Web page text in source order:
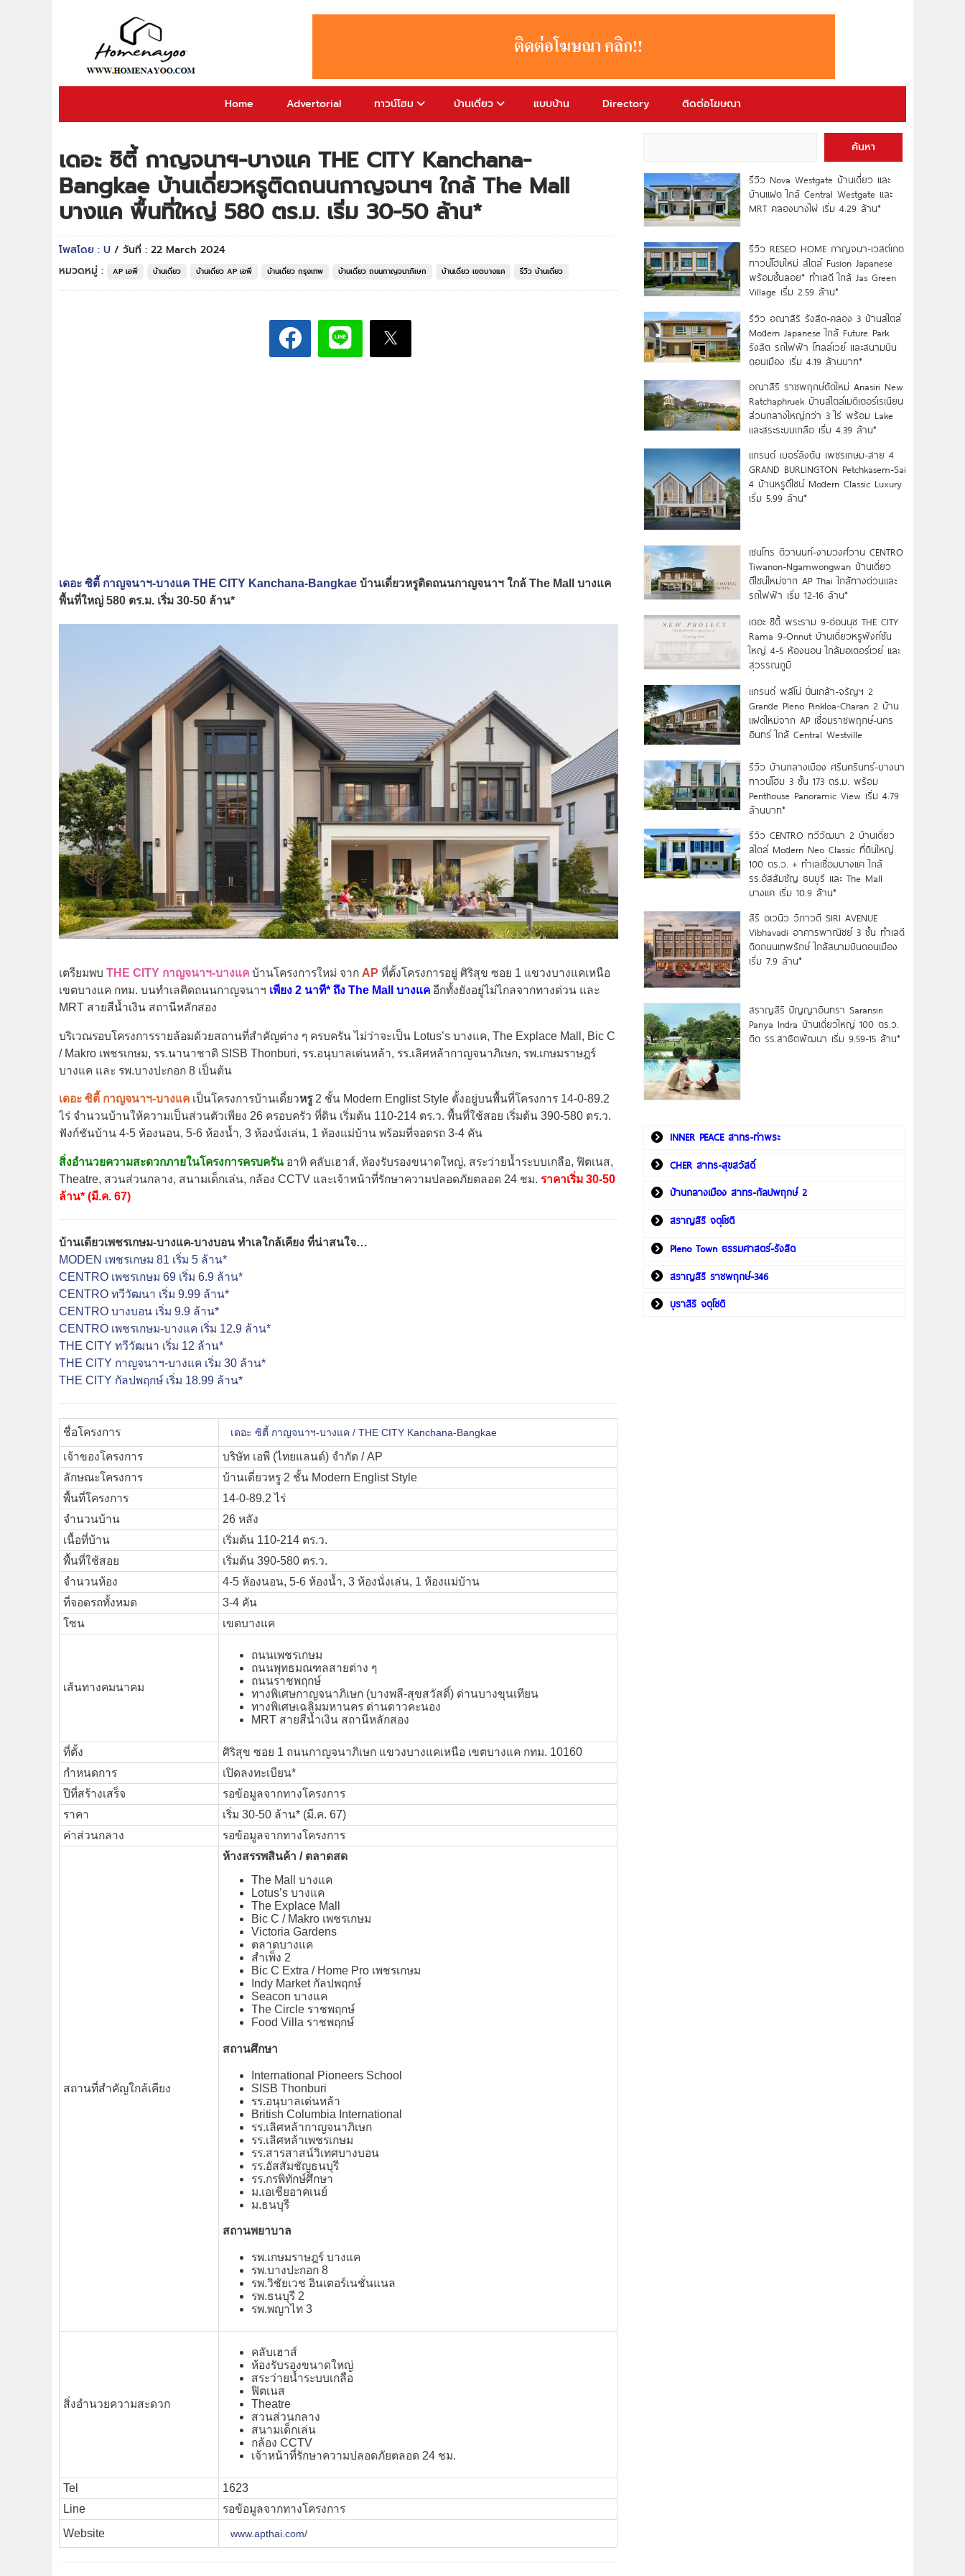
Home Advertorial ทาวน์โฮม บ้านเดี่ยว แบบบ้าน Directory ติดต่อโฆษณา
เดอะ ซิตี้ กาญจนาฯ-บางแค THE CITY Kanchana-
Bangkae บ้านเดี่ยวหรูติดถนนกาญจนาฯ ใกล้ The Mall
บางแค พื้นที่ใหญ่ 580 ตร.ม. เริ่ม 30-50 ล้าน*
โพสโดย : U / วันที่ : 22 March 2024
หมวดหมู่ :
AP เอพี บ้านเดี่ยว บ้านเดี่ยว AP เอพี บ้านเดี่ยว กรุงเทพ บ้านเดี่ยว ถนนกาญจนาภิเษก บ้านเดี่ยว เขตบางแค รีวิว บ้านเดี่ยว
เดอะ ซิตี้ กาญจนาฯ-บางแค THE CITY Kanchana-Bangkae บ้านเดี่ยวหรูติดถนนกาญจนาฯ ใกล้ The Mall บางแค
พื้นที่ใหญ่ 580 ตร.ม. เริ่ม 30-50 ล้าน*
เตรียมพบ THE CITY กาญจนาฯ-บางแค บ้านโครงการใหม่ จาก AP ที่ตั้งโครงการอยู่ ศิริสุข ซอย 1 แขวงบางแคเหนือ
เขตบางแค กทม. บนทำเลติดถนนกาญจนาฯ เพียง 2 นาที* ถึง The Mall บางแค อีกทั้งยังอยู่ไม่ไกลจากทางด่วน และ
MRT สายสีน้ำเงิน สถานีหลักสอง
บริเวณรอบโครงการรายล้อมด้วยสถานที่สำคัญต่าง ๆ ครบครัน ไม่ว่าจะเป็น Lotus’s บางแค, The Explace Mall, Bic C
/ Makro เพชรเกษม, รร.นานาชาติ SISB Thonburi, รร.อนุบาลเด่นหล้า, รร.เลิศหล้ากาญจนาภิเษก, รพ.เกษมราษฎร์
บางแค และ รพ.บางปะกอก 8 เป็นต้น
เดอะ ซิตี้ กาญจนาฯ-บางแค เป็นโครงการบ้านเดี่ยวหรู 2 ชั้น Modern Englist Style ตั้งอยู่บนพื้นที่โครงการ 14-0-89.2
ไร่ จำนวนบ้านให้ความเป็นส่วนตัวเพียง 26 ครอบครัว ที่ดิน เริ่มต้น 110-214 ตร.ว. พื้นที่ใช้สอย เริ่มต้น 390-580 ตร.ว.
ฟังก์ชันบ้าน 4-5 ห้องนอน, 5-6 ห้องน้ำ, 3 ห้องนั่งเล่น, 1 ห้องแม่บ้าน พร้อมที่จอดรถ 3-4 คัน
สิ่งอำนวยความสะดวกภายในโครงการครบครัน อาทิ คลับเฮาส์, ห้องรับรองขนาดใหญ่, สระว่ายน้ำระบบเกลือ, ฟิตเนส,
Theatre, สวนส่วนกลาง, สนามเด็กเล่น, กล้อง CCTV และเจ้าหน้าที่รักษาความปลอดภัยตลอด 24 ชม. ราคาเริ่ม 30-50
ล้าน* (มี.ค. 67)
บ้านเดียวเพชรเกษม-บางแค-บางบอน ทำเลใกล้เคียง ที่น่าสนใจ…
MODEN เพชรเกษม 81 เริ่ม 5 ล้าน*
CENTRO เพชรเกษม 69 เริ่ม 6.9 ล้าน*
CENTRO ทวีวัฒนา เริ่ม 9.99 ล้าน*
CENTRO บางบอน เริ่ม 9.9 ล้าน*
CENTRO เพชรเกษม-บางแค เริ่ม 12.9 ล้าน*
THE CITY ทวีวัฒนา เริ่ม 12 ล้าน*
THE CITY กาญจนาฯ-บางแค เริ่ม 30 ล้าน*
THE CITY กัลปพฤกษ์ เริ่ม 18.99 ล้าน*
ชื่อโครงการ เดอะ ซิตี้ กาญจนาฯ-บางแค / THE CITY Kanchana-Bangkae
เจ้าของโครงการ
บริษัท เอพี (ไทยแลนด์) จำกัด / AP
ลักษณะโครงการ
บ้านเดี่ยวหรู 2 ชั้น Modern Englist Style
พื้นที่โครงการ
14-0-89.2 ไร่
จำนวนบ้าน
26 หลัง
เนื้อที่บ้าน
เริ่มต้น 110-214 ตร.ว.
พื้นที่ใช้สอย
เริ่มต้น 390-580 ตร.ว.
จำนวนห้อง
4-5 ห้องนอน, 5-6 ห้องน้ำ, 3 ห้องนั่งเล่น, 1 ห้องแม่บ้าน
ที่จอดรถทั้งหมด
3-4 คัน
โซน
เขตบางแค
เส้นทางคมนาคม
ถนนเพชรเกษม
ถนนพุทธมณฑลสายต่าง ๆ
ถนนราชพฤกษ์
ทางพิเศษกาญจนาภิเษก (บางพลี-สุขสวัสดิ์) ด่านบางขุนเทียน
ทางพิเศษเฉลิมมหานคร ด่านดาวคะนอง
MRT สายสีน้ำเงิน สถานีหลักสอง
ที่ตั้ง
ศิริสุข ซอย 1 ถนนกาญจนาภิเษก แขวงบางแคเหนือ เขตบางแค กทม. 10160
กำหนดการ
เปิดลงทะเบียน*
ปีที่สร้างเสร็จ
รอข้อมูลจากทางโครงการ
ราคา
เริ่ม 30-50 ล้าน* (มี.ค. 67)
ค่าส่วนกลาง
รอข้อมูลจากทางโครงการ
สถานที่สำคัญใกล้เคียง
ห้างสรรพสินค้า / ตลาดสด
The Mall บางแค
Lotus’s บางแค
The Explace Mall
Bic C / Makro เพชรเกษม
Victoria Gardens
ตลาดบางแค
สำเพ็ง 2
Bic C Extra / Home Pro เพชรเกษม
Indy Market กัลปพฤกษ์
Seacon บางแค
The Circle ราชพฤกษ์
Food Villa ราชพฤกษ์
สถานศึกษา
International Pioneers School
SISB Thonburi
รร.อนุบาลเด่นหล้า
British Columbia International
รร.เลิศหล้ากาญจนาภิเษก
รร.เลิศหล้าเพชรเกษม
รร.สารสาสน์วิเทศบางบอน
รร.อัสสัมชัญธนบุรี
รร.กรพิทักษ์ศึกษา
ม.เอเชียอาคเนย์
ม.ธนบุรี
สถานพยาบาล
รพ.เกษมราษฎร์ บางแค
รพ.บางปะกอก 8
รพ.วิชัยเวช อินเตอร์เนชั่นแนล
รพ.ธนบุรี 2
รพ.พญาไท 3
สิ่งอำนวยความสะดวก
คลับเฮาส์
ห้องรับรองขนาดใหญ่
สระว่ายน้ำระบบเกลือ
ฟิตเนส
Theatre
สวนส่วนกลาง
สนามเด็กเล่น
กล้อง CCTV
เจ้าหน้าที่รักษาความปลอดภัยตลอด 24 ชม.
Tel
1623
Line
รอข้อมูลจากทางโครงการ
Website
www.apthai.com/
ค้นหา
รีวิว Nova Westgate บ้านเดี่ยว และ
บ้านแฝด ใกล้ Central Westgate และ
MRT คลองบางไผ่ เริ่ม 4.29 ล้าน*
รีวิว RESEO HOME กาญจนา-เวสต์เกต
ทาวน์โฮมใหม่ สไตล์ Fusion Japanese
พร้อมชั้นลอย* ทำเลดี ใกล้ Jas Green
Village เริ่ม 2.59 ล้าน*
รีวิว อณาสิริ รังสิต-คลอง 3 บ้านสไตล์
Modern Japanese ใกล้ Future Park
รังสิต รถไฟฟ้า โทลล์เวย์ และสนามบิน
ดอนเมือง เริ่ม 4.19 ล้านบาท*
อณาสิริ ราชพฤกษ์ตัดใหม่ Anasiri New
Ratchaphruek บ้านสไตล์เมดิเตอร์เรเนียน
ส่วนกลางใหญ่กว่า 3 ไร่ พร้อม Lake
และสระระบบเกลือ เริ่ม 4.39 ล้าน*
แกรนด์ เบอร์ลิงตัน เพชรเกษม-สาย 4
GRAND BURLINGTON Petchkasem-Sai
4 บ้านหรูดีไซน์ Modern Classic Luxury
เริ่ม 5.99 ล้าน*
เซนโทร ติวานนท์-งามวงศ์วาน CENTRO
Tiwanon-Ngamwongwan บ้านเดี่ยว
ดีไซน์ใหม่จาก AP Thai ใกล้ทางด่วนและ
รถไฟฟ้า เริ่ม 12-16 ล้าน*
เดอะ ซิตี้ พระราม 9-อ่อนนุช THE CITY
Rama 9-Onnut บ้านเดี่ยวหรูฟังก์ชัน
ใหญ่ 4-5 ห้องนอน ใกล้มอเตอร์เวย์ และ
สุวรรณภูมิ
แกรนด์ พลีโน่ ปิ่นเกล้า-จรัญฯ 2
Grande Pleno Pinkloa-Charan 2 บ้าน
แฝดใหม่จาก AP เชื่อมราชพฤกษ์-นคร
อินทร์ ใกล้ Central Westville
รีวิว บ้านกลางเมือง ศรีนครินทร์-บางนา
ทาวน์โฮม 3 ชั้น 173 ตร.ม. พร้อม
Penthouse Panoramic View เริ่ม 4.79
ล้านบาท*
รีวิว CENTRO ทวีวัฒนา 2 บ้านเดี่ยว
สไตล์ Modern Neo Classic ที่ดินใหญ่
100 ตร.ว. + ทำเลเชื่อมบางแค ใกล้
รร.อัสสัมชัญ ธนบุรี และ The Mall
บางแค เริ่ม 10.9 ล้าน*
สิริ อเวนิว วิภาวดี SIRI AVENUE
Vibhavadi อาคารพาณิชย์ 3 ชั้น ทำเลดี
ติดถนนเทพรักษ์ ใกล้สนามบินดอนเมือง
เริ่ม 7.9 ล้าน*
สราญสิริ ปัญญาอินทรา Saransiri
Panya Indra บ้านเดี่ยวใหญ่ 100 ตร.ว.
ดิด รร.สาธิตพัฒนา เริ่ม 9.59-15 ล้าน*
INNER PEACE สาทร-ท่าพระ
CHER สาทร-สุขสวัสดิ์
บ้านกลางเมือง สาทร-กัลปพฤกษ์ 2
สราญสิริ จตุโชติ
Pleno Town ธรรมศาสตร์-รังสิต
สราญสิริ ราชพฤกษ์-346
บุราสิริ จตุโชติ